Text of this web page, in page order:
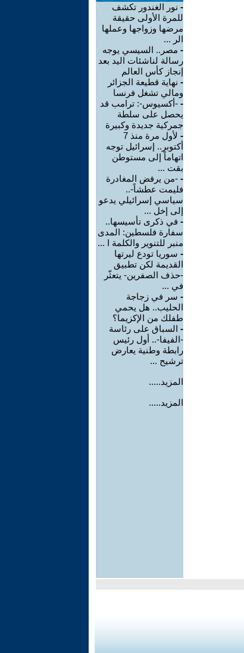
- نور الغندور تكشف
للمرة الأولى حقيقة
مرضها وزواجها وعملها
الر ...
- مصر.. السيسي يوجه
رسالة لناشئات اليد بعد
إنجاز كأس العالم
- نهاية قطيعة الجزائر
ومالي تشغل فرنسا
- -أكسيوس-: ترامب قد
يحصل على سلطة
جمركية جديدة وكبيرة
-
لأول مرة منذ 7
أكتوبر.. إسرائيل توجه
اتهاماً إلى مستوطن
بقت ...
- -من يرفض المغادرة
فليمت عطشاً-..
سياسي إسرائيلي يدعو
إلى إخل ...
- في ذكرى تأسيسها..
سفارة فلسطين: المدى
منبر للتنوير والكلمة ا ...
- سوريا تودع ليرتها
القديمة لكن تطبيق
-حذف الصفرين- يتعثّر
في ...
- سر في زجاجة
الحليب.. هل يحمي
طفلك من الإكزيما؟
- السباق على رئاسة
-الفيفا-.. أول رئيس
رابطة وطنية يعارض
ترشيح ...
المزيد.....
المزيد.....